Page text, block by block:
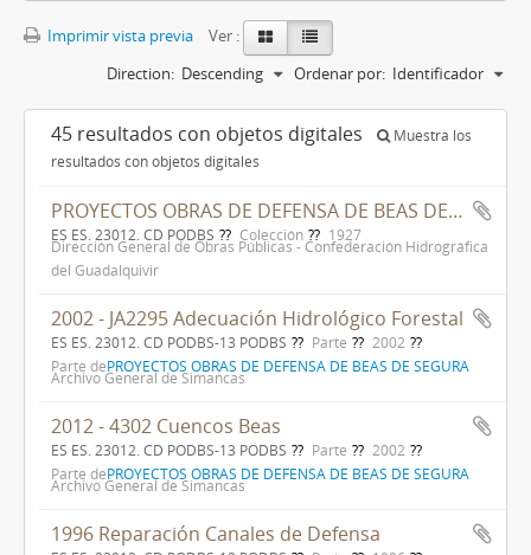
Imprimir vista previa
Ver :
Ordenar por: Identificador
Direction: Descending
45 resultados con objetos digitales
Muestra los
resultados con objetos digitales
PROYECTOS OBRAS DE DEFENSA DE BEAS DE SEGURA
ES ES. 23012. CD PODBS Colección 1927
Dirección General de Obras Públicas - Confederación Hidrográfica
del Guadalquivir
2002 - JA2295 Adecuación Hidrológico Forestal
ES ES. 23012. CD PODBS-13 PODBS Parte
2002
Parte dePROYECTOS OBRAS DE DEFENSA DE BEAS DE SEGURA
Archivo General de Simancas
2012 - 4302 Cuencos Beas
ES ES. 23012. CD PODBS-13 PODBS Parte
2002
Parte dePROYECTOS OBRAS DE DEFENSA DE BEAS DE SEGURA
Archivo General de Simancas
1996 Reparación Canales de Defensa